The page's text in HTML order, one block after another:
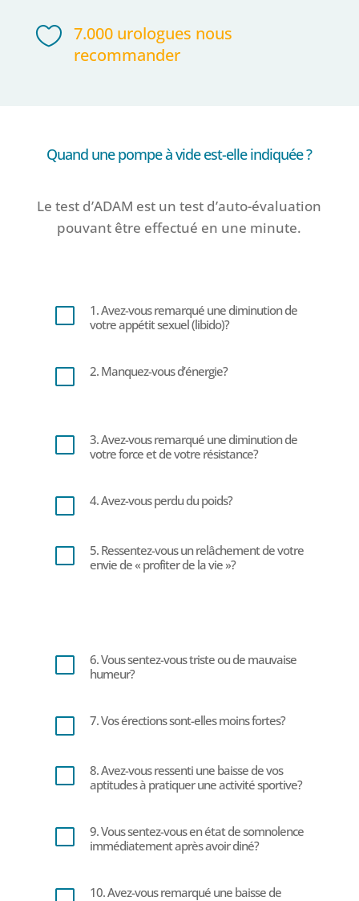
 7.000 urologues nous
recommander
Quand une pompe à vide est-elle indiquée ?
Le test d’ADAM est un test d’auto-évaluation
pouvant être effectué en une minute.
V
1. Avez-vous remarqué une diminution de
votre appétit sexuel (libido)?
V 2. Manquez-vous d’énergie?
V
3. Avez-vous remarqué une diminution de
votre force et de votre résistance?
V 4. Avez-vous perdu du poids?
V
5. Ressentez-vous un relâchement de votre
envie de « profiter de la vie »?
V
6. Vous sentez-vous triste ou de mauvaise
humeur?
V 7. Vos érections sont-elles moins fortes?
V
8. Avez-vous ressenti une baisse de vos
aptitudes à pratiquer une activité sportive?
V
9. Vous sentez-vous en état de somnolence
immédiatement après avoir diné?
10. Avez-vous remarqué une baisse de